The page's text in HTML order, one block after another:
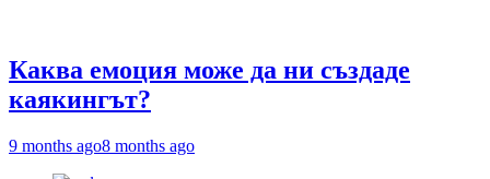
Каква емоция може да ни създаде
каякингът?
9 months ago8 months ago